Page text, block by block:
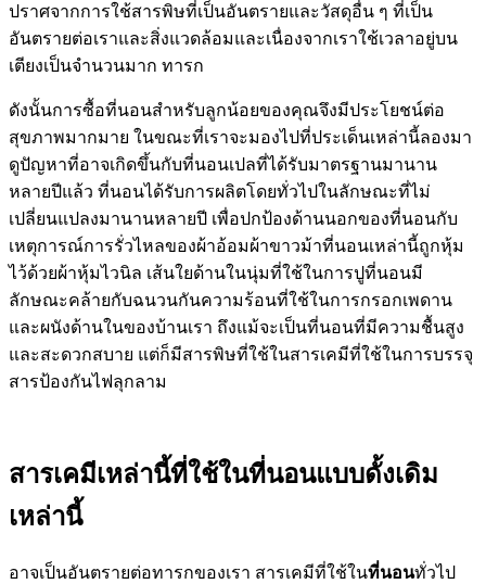
ปราศจากการใช้สารพิษที่เป็นอันตรายและวัสดุอื่น ๆ ที่เป็น
อันตรายต่อเราและสิ่งแวดล้อมและเนื่องจากเราใช้เวลาอยู่บน
เตียงเป็นจำนวนมาก ทารก
ดังนั้นการซื้อที่นอนสำหรับลูกน้อยของคุณจึงมีประโยชน์ต่อ
สุขภาพมากมาย ในขณะที่เราจะมองไปที่ประเด็นเหล่านี้ลองมา
ดูปัญหาที่อาจเกิดขึ้นกับที่นอนเปลที่ได้รับมาตรฐานมานาน
หลายปีแล้ว ที่นอนได้รับการผลิตโดยทั่วไปในลักษณะที่ไม่
เปลี่ยนแปลงมานานหลายปี เพื่อปกป้องด้านนอกของที่นอนกับ
เหตุการณ์การรั่วไหลของผ้าอ้อมผ้าขาวม้าที่นอนเหล่านี้ถูกหุ้ม
ไว้ด้วยผ้าหุ้มไวนิล เส้นใยด้านในนุ่มที่ใช้ในการปูที่นอนมี
ลักษณะคล้ายกับฉนวนกันความร้อนที่ใช้ในการกรอกเพดาน
และผนังด้านในของบ้านเรา ถึงแม้จะเป็นที่นอนที่มีความชื้นสูง
และสะดวกสบาย แต่ก็มีสารพิษที่ใช้ในสารเคมีที่ใช้ในการบรรจุ
สารป้องกันไฟลุกลาม
สารเคมีเหล่านี้ที่ใช้ในที่นอนแบบดั้งเดิม
เหล่านี้
อาจเป็นอันตรายต่อทารกของเรา สารเคมีที่ใช้ในที่นอนทั่วไป